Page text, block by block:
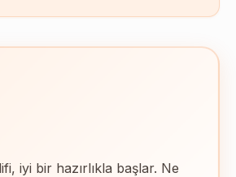
iyi bir hazırlıkla başlar. Ne